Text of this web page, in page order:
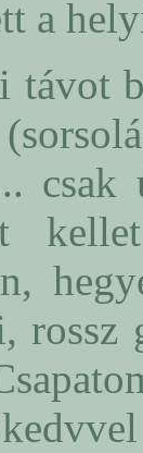
a
távot